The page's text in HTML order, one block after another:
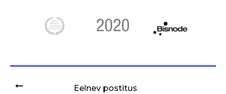
Eelnev postitus